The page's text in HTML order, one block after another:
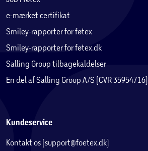
e-mærket certifikat
Smiley-rapporter for føtex
Smiley-rapporter for føtex.dk
Salling Group tilbagekaldelser
En del af Salling Group A/S (CVR 35954716)
Kundeservice
Kontakt os (support@foetex.dk)